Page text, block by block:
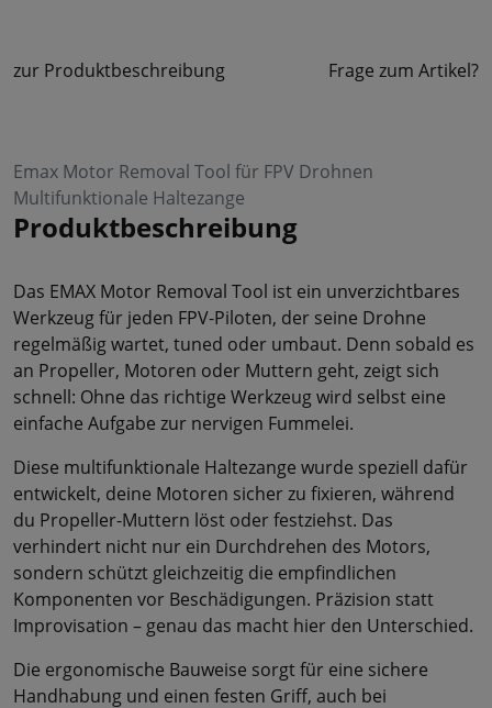
zur Produktbeschreibung Frage zum Artikel?
Emax Motor Removal Tool für FPV Drohnen
Multifunktionale Haltezange
Produktbeschreibung
Das EMAX Motor Removal Tool ist ein unverzichtbares
Werkzeug für jeden FPV-Piloten, der seine Drohne
regelmäßig wartet, tuned oder umbaut. Denn sobald es
an Propeller, Motoren oder Muttern geht, zeigt sich
schnell: Ohne das richtige Werkzeug wird selbst eine
einfache Aufgabe zur nervigen Fummelei.
Diese multifunktionale Haltezange wurde speziell dafür
entwickelt, deine Motoren sicher zu fixieren, während
du Propeller-Muttern löst oder festziehst. Das
verhindert nicht nur ein Durchdrehen des Motors,
sondern schützt gleichzeitig die empfindlichen
Komponenten vor Beschädigungen. Präzision statt
Improvisation – genau das macht hier den Unterschied.
Die ergonomische Bauweise sorgt für eine sichere
Handhabung und einen festen Griff, auch bei